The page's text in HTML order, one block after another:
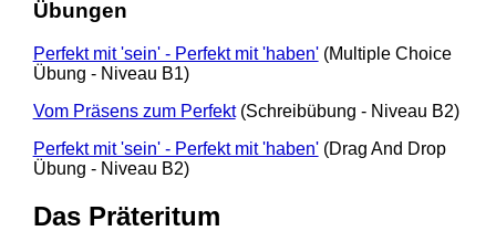
Übungen
Perfekt mit 'sein' - Perfekt mit 'haben'(Multiple Choice
Übung - Niveau B1)
Vom Präsens zum Perfekt(Schreibübung - Niveau B2)
Perfekt mit 'sein' - Perfekt mit 'haben'(Drag And Drop
Übung - Niveau B2)
Das Präteritum